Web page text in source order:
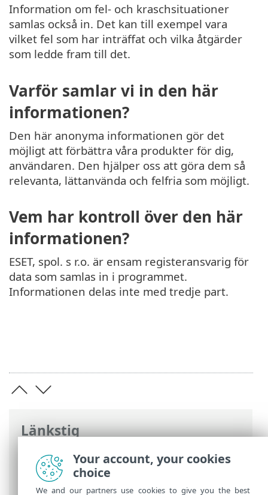
Länkstig
ESET onlinehjälp>ESET NOD32 Antivirus
Juridiska dokument > Program för en
bättre kundupplevelse
Information om fel- och kraschsituationer
samlas också in. Det kan till exempel vara
vilket fel som har inträffat och vilka åtgärder
som ledde fram till det.
Varför samlar vi in den här
informationen?
Den här anonyma informationen gör det
möjligt att förbättra våra produkter för dig,
användaren. Den hjälper oss att göra dem så
relevanta, lättanvända och felfria som möjligt.
Vem har kontroll över den här
informationen?
ESET, spol. s r.o. är ensam registeransvarig för
data som samlas in i programmet.
Informationen delas inte med tredje part.
Your account, your cookies
choice
We and our partners use cookies to give you the best